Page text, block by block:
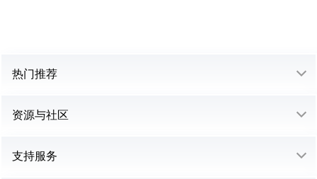
热门推荐
资源与社区
支持服务